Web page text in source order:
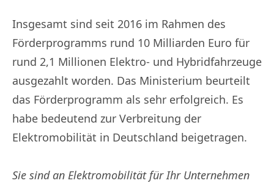
Insgesamt sind seit 2016 im Rahmen des
Förderprogramms rund 10 Milliarden Euro für
rund 2,1 Millionen Elektro- und Hybridfahrzeuge
ausgezahlt worden. Das Ministerium beurteilt
das Förderprogramm als sehr erfolgreich. Es
habe bedeutend zur Verbreitung der
Elektromobilität in Deutschland beigetragen.
Sie sind an Elektromobilität für Ihr Unternehmen